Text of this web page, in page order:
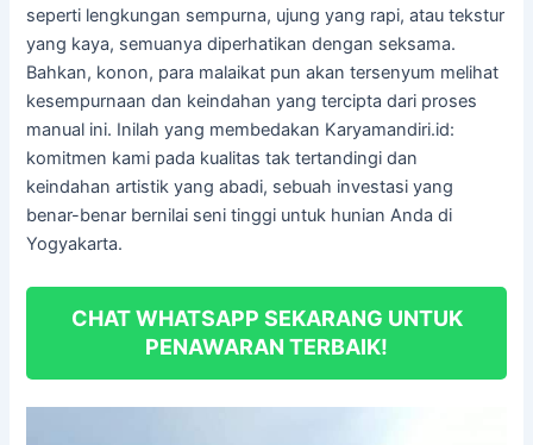
seperti lengkungan sempurna, ujung yang rapi, atau tekstur
yang kaya, semuanya diperhatikan dengan seksama.
Bahkan, konon, para malaikat pun akan tersenyum melihat
kesempurnaan dan keindahan yang tercipta dari proses
manual ini. Inilah yang membedakan Karyamandiri.id:
komitmen kami pada kualitas tak tertandingi dan
keindahan artistik yang abadi, sebuah investasi yang
benar-benar bernilai seni tinggi untuk hunian Anda di
Yogyakarta.
CHAT WHATSAPP SEKARANG UNTUK
PENAWARAN TERBAIK!